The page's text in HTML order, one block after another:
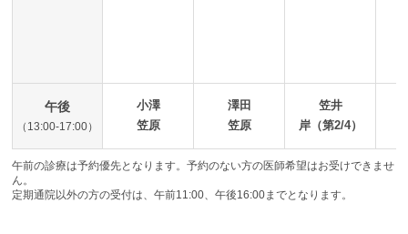
午後
（13:00-17:00）
小澤
笠原
澤田
笠原
笠井
岸（第2/4）
午前の診療は予約優先となります。予約のない方の医師希望はお受けできませ
ん。
定期通院以外の方の受付は、午前11:00、午後16:00までとなります。